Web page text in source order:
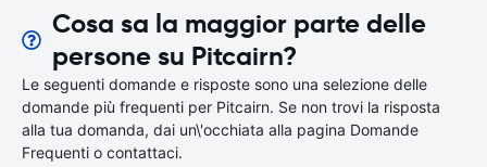
Cosa sa la maggior parte delle
persone su Pitcairn?
Le seguenti domande e risposte sono una selezione delle
domande più frequenti per Pitcairn. Se non trovi la risposta
alla tua domanda, dai un\'occhiata alla pagina Domande
Frequenti o contattaci.